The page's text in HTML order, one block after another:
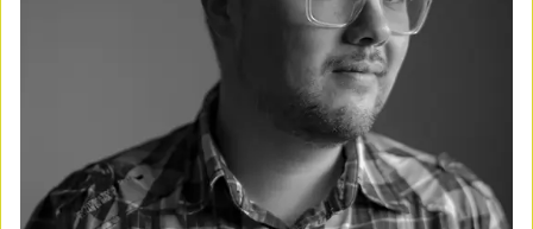
Mon Salon